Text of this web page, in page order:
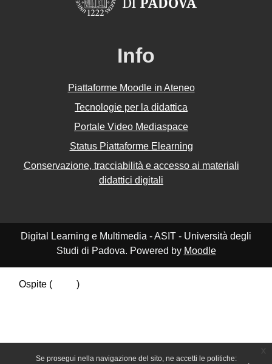
Se prosegui nella navigazione del sito, ne accetti le politiche:
Info
Piattaforme Moodle in Ateneo
Tecnologie per la didattica
Portale Video Mediaspace
Status Piattaforme Elearning
Conservazione, tracciabilità e accesso ai materiali
didattici digitali
Digital Learning e Multimedia - ASIT - Università degli
Studi di Padova. Powered by Moodle
Ospite (
)